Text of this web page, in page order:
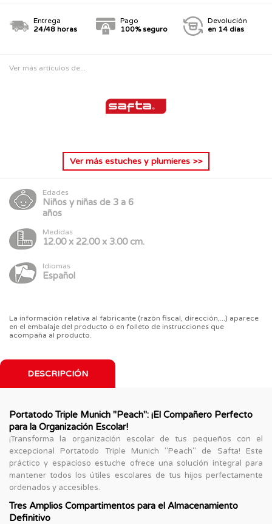
Entrega
24/48 horas
Pago
100% seguro
Devolución
en 14 días
Ver más artículos de...
Ver más estuches y plumieres >>
Edades
Niños y niñas de 3 a 6
años
Medidas
12.00 x 22.00 x 3.00 cm.
Idiomas
Español
La información relativa al fabricante (razón fiscal, dirección,...) aparece
en el embalaje del producto o en folleto de instrucciones que
acompaña al producto.
DESCRIPCIÓN
Portatodo Triple Munich "Peach": ¡El Compañero Perfecto
para la Organización Escolar!
¡Transforma la organización escolar de tus pequeños con el
excepcional Portatodo Triple Munich "Peach" de Safta! Este
práctico y espacioso estuche ofrece una solución integral para
mantener todos los útiles escolares de tus hijos perfectamente
ordenados y accesibles.
Tres Amplios Compartimentos para el Almacenamiento
Definitivo